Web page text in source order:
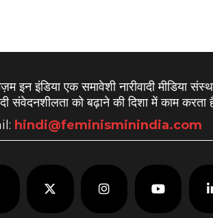
इन इंडिया एक समावेशी नारीवादी मीडिया
संवेदनशीलता को बढ़ाने की दिशा में काम करता
hindi@feminisminindia.com